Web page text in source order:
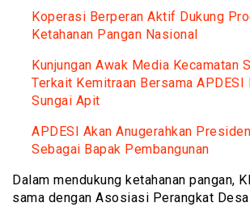
Koperasi Berperan Aktif Dukung
Ketahanan Pangan Nasional
Kunjungan Awak Media Kecamatan
Terkait Kemitraan Bersama APDESI
Sungai Apit
APDESI Akan Anugerahkan
Sebagai Bapak Pembangunan
Dalam mendukung ketahanan pangan,
sama dengan Asosiasi Perangkat